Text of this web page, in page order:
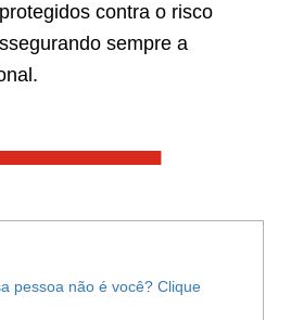
contra o risco
sempre a
pessoa não é você? Clique